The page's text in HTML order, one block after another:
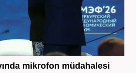
mikrofon müdahalesi